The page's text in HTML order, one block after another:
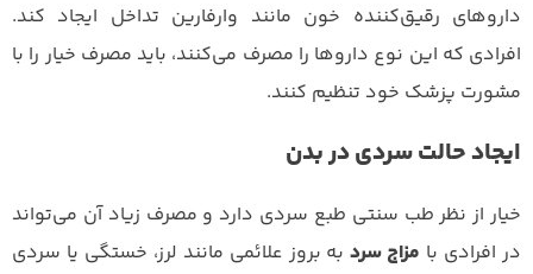
داروهای رقیق‌کننده خون مانند وارفارین تداخل ایجاد کند.
افرادی که این نوع داروها را مصرف می‌کنند، باید مصرف خیار را با
مشورت پزشک خود تنظیم کنند.
ایجاد حالت سردی در بدن
خیار از نظر طب سنتی طبع سردی دارد و مصرف زیاد آن می‌تواند
در افرادی با مزاج سردبه بروز علائمی مانند لرز، خستگی یا سردی